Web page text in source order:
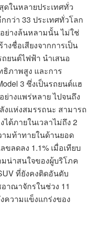
ในหลายประเทศทั่ว
ว่า 33 ประเทศทั่วโลก
ย่างล้นหลามนั้น ไม่ใช่
งชื่อเสียงจากการเป็น
ยนต์ไฟฟ้า นำเสนอ
ภาพสูง และการ
3 ซึ่งเป็นรถยนต์แฮ
างแพร่หลาย ไปจนถึง
งแห่งสมรรถนะ สามารถ
ได้ภายในเวลาไม่ถึง 2
ามท้าทายในด้านยอด
ลดลง 1.1% เมื่อเทียบ
น่าสนใจของผู้บริโภค
ที่ยังคงติดอันดับ
าณาจักรในช่วง 11
ความแข็งแกร่งของ